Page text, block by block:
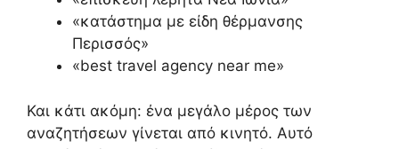
«κατάστημα με είδη θέρμανσης
Περισσός»
«best travel agency near me»
Και κάτι ακόμη: ένα μεγάλο μέρος των
αναζητήσεων γίνεται από κινητό. Αυτό